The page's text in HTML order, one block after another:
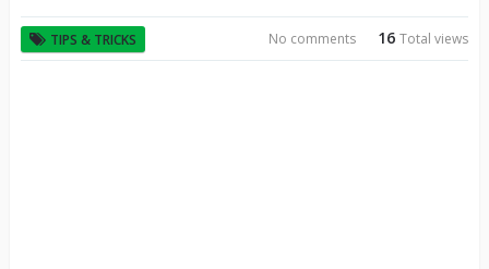
TIPS & TRICKS 16Total views
No comments